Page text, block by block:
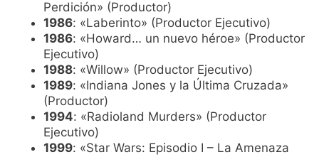
Perdición» (Productor)
1986: «Laberinto» (Productor Ejecutivo)
1986: «Howard… un nuevo héroe» (Productor
Ejecutivo)
1988: «Willow» (Productor Ejecutivo)
1989: «Indiana Jones y la Última Cruzada»
(Productor)
1994: «Radioland Murders» (Productor
Ejecutivo)
1999: «Star Wars: Episodio I – La Amenaza